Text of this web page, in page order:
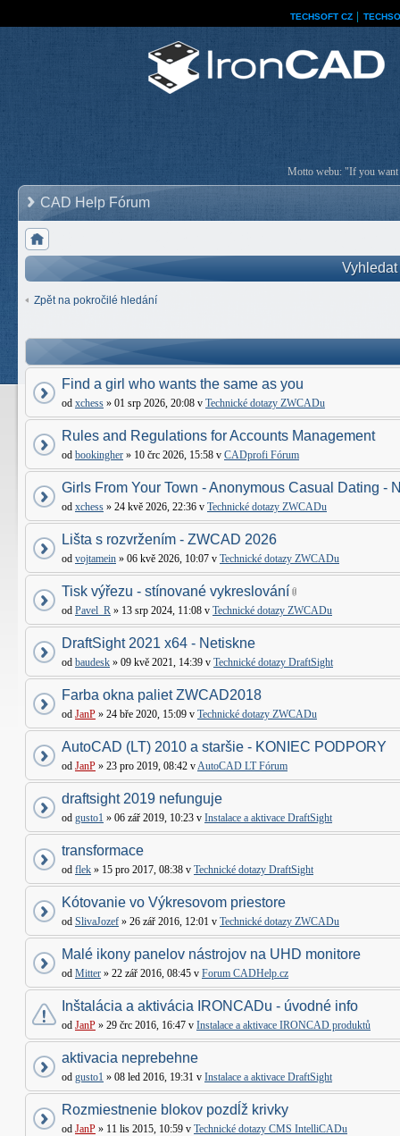
TECHSOFT CZ
Motto webu: "If you want
CAD Help Fórum
Zpět na pokročilé hledání
Find a girl who wants the same as you
od xchess » 01 srp 2026, 20:08 v Technické dotazy ZWCADu
Rules and Regulations for Accounts Management
od bookingher » 10 črc 2026, 15:58 v CADprofi Fórum
Girls From Your Town - Anonymous Casual Dating -
od xchess » 24 kvě 2026, 22:36 v Technické dotazy ZWCADu
Lišta s rozvržením - ZWCAD 2026
od vojtamein » 06 kvě 2026, 10:07 v Technické dotazy ZWCADu
Tisk výřezu - stínované vykreslování
od Pavel_R » 13 srp 2024, 11:08 v Technické dotazy ZWCADu
DraftSight 2021 x64 - Netiskne
od baudesk » 09 kvě 2021, 14:39 v Technické dotazy DraftSight
Farba okna paliet ZWCAD2018
od JanP » 24 bře 2020, 15:09 v Technické dotazy ZWCADu
AutoCAD (LT) 2010 a staršie - KONIEC PODPORY
od JanP » 23 pro 2019, 08:42 vAutoCAD LT Fórum
draftsight 2019 nefunguje
od gusto1 » 06 zář 2019, 10:23 v Instalace a aktivace DraftSight
transformace
od flek » 15 pro 2017, 08:38 v Technické dotazy DraftSight
Kótovanie vo Výkresovom priestore
od SlivaJozef » 26 zář 2016, 12:01 v Technické dotazy ZWCADu
Malé ikony panelov nástrojov na UHD monitore
od Mitter » 22 zář 2016, 08:45 v Forum CADHelp.cz
Inštalácia a aktivácia IRONCADu - úvodné info
od JanP » 29 črc 2016, 16:47 v Instalace a aktivace IRONCAD produktů
aktivacia neprebehne
od gusto1 » 08 led 2016, 19:31 v Instalace a aktivace DraftSight
Rozmiestnenie blokov pozdĺž krivky
od JanP » 11 lis 2015, 10:59 v Technické dotazy CMS IntelliCADu